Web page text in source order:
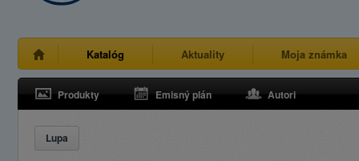
Katalóg Aktuality Moja známka
Produkty Emisný plán Autori
Lupa